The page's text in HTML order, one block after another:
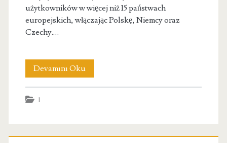
użytkowników w więcej niż 15 państwach
europejskich, włączając Polskę, Niemcy oraz
Czechy.…
Devamını OkuSlottica
Kasyno
1